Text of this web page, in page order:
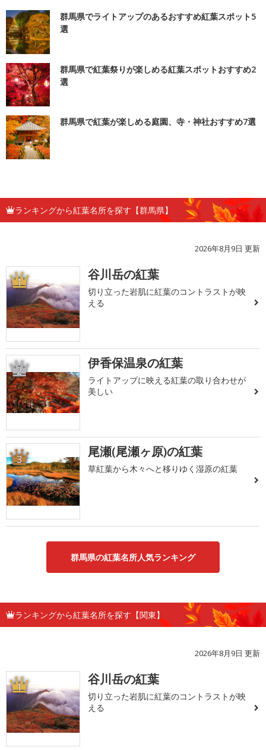
群馬県でライトアップのあるおすすめ紅葉スポット5
選
群馬県で紅葉祭りが楽しめる紅葉スポットおすすめ2
選
群馬県で紅葉が楽しめる庭園、寺・神社おすすめ7選
ランキングから紅葉名所を探す【群馬県】
2026年8月9日 更新
1 谷川岳の紅葉
切り立った岩肌に紅葉のコントラストが映
える
2 伊香保温泉の紅葉
ライトアップに映える紅葉の取り合わせが
美しい
3 尾瀬(尾瀬ヶ原)の紅葉
草紅葉から木々へと移りゆく湿原の紅葉
群馬県の紅葉名所人気ランキング
ランキングから紅葉名所を探す【関東】
2026年8月9日 更新
1 谷川岳の紅葉
切り立った岩肌に紅葉のコントラストが映
える